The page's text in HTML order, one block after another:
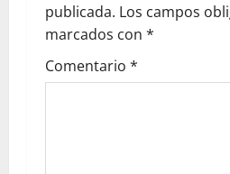
publicada. Los campos
marcados con *
Comentario *